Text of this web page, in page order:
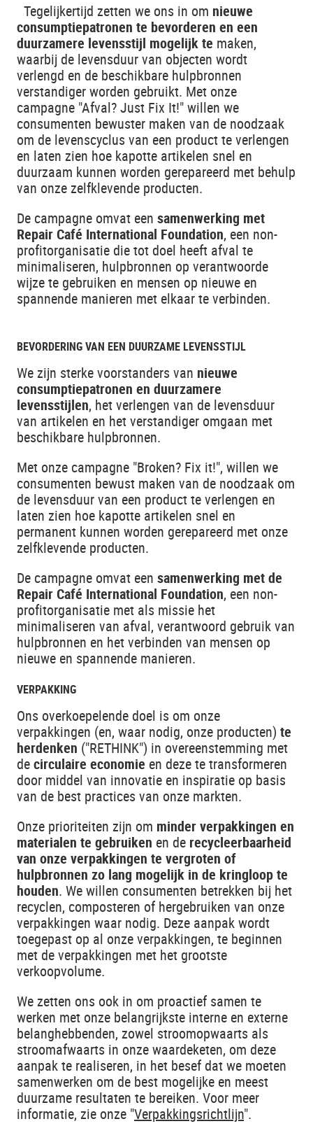
Tegelijkertijd zetten we ons in om nieuwe
consumptiepatronen te bevorderen en een
duurzamere levensstijl mogelijk te maken,
waarbij de levensduur van objecten wordt
verlengd en de beschikbare hulpbronnen
verstandiger worden gebruikt. Met onze
campagne "Afval? Just Fix It!" willen we
consumenten bewuster maken van de noodzaak
om de levenscyclus van een product te verlengen
en laten zien hoe kapotte artikelen snel en
duurzaam kunnen worden gerepareerd met behulp
van onze zelfklevende producten.
De campagne omvat een samenwerking met
Repair Café International Foundation, een non-
profitorganisatie die tot doel heeft afval te
minimaliseren, hulpbronnen op verantwoorde
wijze te gebruiken en mensen op nieuwe en
spannende manieren met elkaar te verbinden.
BEVORDERING VAN EEN DUURZAME LEVENSSTIJL
We zijn sterke voorstanders van nieuwe
consumptiepatronen en duurzamere
levensstijlen, het verlengen van de levensduur
van artikelen en het verstandiger omgaan met
beschikbare hulpbronnen.
Met onze campagne "Broken? Fix it!", willen we
consumenten bewust maken van de noodzaak om
de levensduur van een product te verlengen en
laten zien hoe kapotte artikelen snel en
permanent kunnen worden gerepareerd met onze
zelfklevende producten.
De campagne omvat een samenwerking met de
Repair Café International Foundation, een non-
profitorganisatie met als missie het
minimaliseren van afval, verantwoord gebruik van
hulpbronnen en het verbinden van mensen op
nieuwe en spannende manieren.
VERPAKKING
Ons overkoepelende doel is om onze
verpakkingen (en, waar nodig, onze producten) te
herdenken ("RETHINK") in overeenstemming met
decirculaire economie en deze te transformeren
door middel van innovatie en inspiratie op basis
van de best practices van onze markten.
Onze prioriteiten zijn om minder verpakkingen en
materialen te gebruiken en de recycleerbaarheid
van onze verpakkingen te vergroten of
hulpbronnen zo lang mogelijk in de kringloop te
houden. We willen consumenten betrekken bij het
recyclen, composteren of hergebruiken van onze
verpakkingen waar nodig. Deze aanpak wordt
toegepast op al onze verpakkingen, te beginnen
met de verpakkingen met het grootste
verkoopvolume.
We zetten ons ook in om proactief samen te
werken met onze belangrijkste interne en externe
belanghebbenden, zowel stroomopwaarts als
stroomafwaarts in onze waardeketen, om deze
aanpak te realiseren, in het besef dat we moeten
samenwerken om de best mogelijke en meest
duurzame resultaten te bereiken. Voor meer
informatie, zie onze "Verpakkingsrichtlijn".